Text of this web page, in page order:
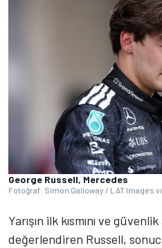
George Russell, Mercedes
Fotoğraf: Simon Galloway / LAT Images
Yarışın ilk kısmını ve
değerlendiren Russell,